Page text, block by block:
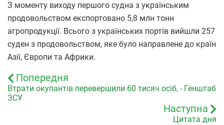
З моменту виходу першого судна з українським
продовольством експортовано 5,8 млн тонн
агропродукції. Всього з українських портів вийшли 257
суден з продовольством, яке було направлене до країн
Азії, Європи та Африки.
Попередня
Втрати окупантів перевершили 60 тисяч осіб, - Генштаб
ЗСУ
Наступна
Цитата дня